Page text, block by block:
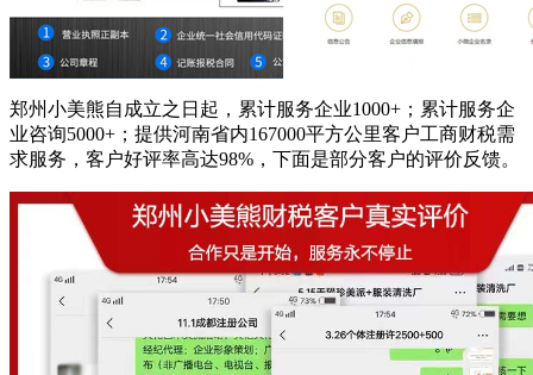
郑州小美熊自成立之日起，累计服务企业1000+；累计服务企
业咨询5000+；提供河南省内167000平方公里客户工商财税需
求服务，客户好评率高达98%，下面是部分客户的评价反馈。